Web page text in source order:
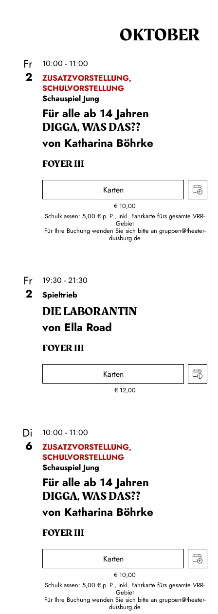
OKTOBER
Fr
2
10:00 - 11:00
ZUSATZVORSTELLUNG,
SCHULVORSTELLUNG
Schauspiel Jung
Für alle ab 14 Jahren
DIGGA, WAS DAS??
von Katharina Böhrke
FOYER III
Karten
€ 10,00
Schulklassen: 5,00 € p. P., inkl. Fahrkarte fürs gesamte VRR-
Gebiet
Für Ihre Buchung wenden Sie sich bitte an gruppen@theater-
duisburg.de
Fr
2
19:30 - 21:30
Spieltrieb
DIE LA­BO­RAN­TIN
von Ella Road
FOYER III
Karten
€ 12,00
Di
6
10:00 - 11:00
ZUSATZVORSTELLUNG,
SCHULVORSTELLUNG
Schauspiel Jung
Für alle ab 14 Jahren
DIGGA, WAS DAS??
von Katharina Böhrke
FOYER III
Karten
€ 10,00
Schulklassen: 5,00 € p. P., inkl. Fahrkarte fürs gesamte VRR-
Gebiet
Für Ihre Buchung wenden Sie sich bitte an gruppen@theater-
duisburg.de